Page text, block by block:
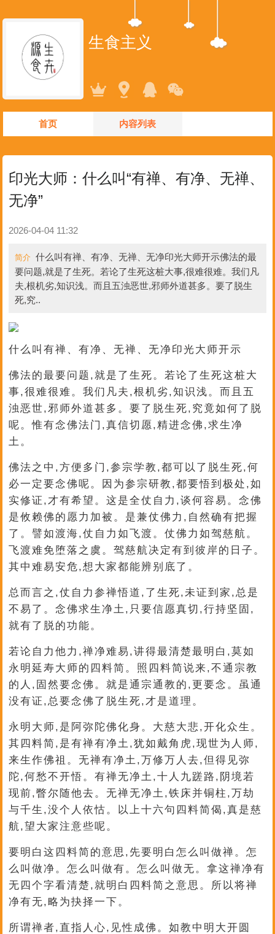
生食主义
首页 内容列表
印光大师：什么叫“有禅、有净、无禅、
无净”
2026-04-04 11:32
简介 什么叫有禅、有净、无禅、无净印光大师开示佛法的最
要问题,就是了生死。若论了生死这桩大事,很难很难。我们凡
夫,根机劣,知识浅。而且五浊恶世,邪师外道甚多。要了脱生
死,究..
什么叫有禅、有净、无禅、无净印光大师开示
佛法的最要问题,就是了生死。若论了生死这桩大
事,很难很难。我们凡夫,根机劣,知识浅。而且五
浊恶世,邪师外道甚多。要了脱生死,究竟如何了脱
呢。惟有念佛法门,真信切愿,精进念佛,求生净
土。
佛法之中,方便多门,参宗学教,都可以了脱生死,何
必一定要念佛呢。因为参宗研教,都要悟到极处,如
实修证,才有希望。这是全仗自力,谈何容易。念佛
是攸赖佛的愿力加被。是兼仗佛力,自然确有把握
了。譬如渡海,仗自力如飞渡。仗佛力如驾慈航。
飞渡难免堕落之虞。驾慈航决定有到彼岸的日子。
其中难易安危,想大家都能辨别底了。
总而言之,仗自力参禅悟道,了生死,未证到家,总是
不易了。念佛求生净土,只要信愿真切,行持坚固,
就有了脱的功能。
若论自力他力,禅净难易,讲得最清楚最明白,莫如
永明延寿大师的四料简。照四料简说来,不通宗教
的人,固然要念佛。就是通宗通教的,更要念。虽通
没有证,总要念佛了脱生死,才是道理。
永明大师,是阿弥陀佛化身。大慈大悲,开化众生。
其四料简,是有禅有净土,犹如戴角虎,现世为人师,
来生作佛祖。无禅有净土,万修万人去,但得见弥
陀,何愁不开悟。有禅无净土,十人九蹉路,阴境若
现前,瞥尔随他去。无禅无净土,铁床并铜柱,万劫
与千生,没个人依怙。以上十六句四料简偈,真是慈
航,望大家注意些呢。
要明白这四料简的意思,先要明白怎么叫做禅。怎
么叫做净。怎么叫做有。怎么叫做无。拿这禅净有
无四个字看清楚,就明白四料简之意思。所以将禅
净有无,略为抉择一下。
所谓禅者,直指人心,见性成佛。如教中明大开圆